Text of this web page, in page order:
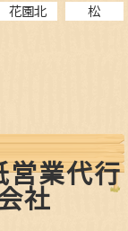
花園北
松
営業代行
社